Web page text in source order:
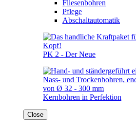
Fliesenbohren
Pflege
Abschaltautomatik
PK 2 - Der Neue
Kernbohren in Perfektion
Close